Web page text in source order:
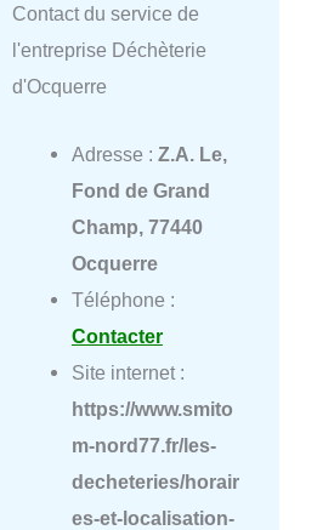
Contact du service de
l'entreprise Déchèterie
d'Ocquerre
Adresse : Z.A. Le,
Fond de Grand
Champ, 77440
Ocquerre
Téléphone :
Contacter
Site internet :
https://www.smito
m-nord77.fr/les-
decheteries/horair
es-et-localisation-